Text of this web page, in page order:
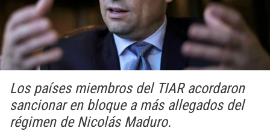
Los países miembros del TIAR acordaron
sancionar en bloque a más allegados del
régimen de Nicolás Maduro.